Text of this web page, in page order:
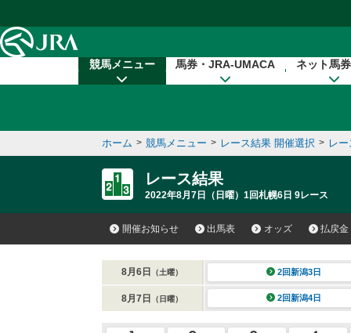
競馬メニュー 馬券・JRA-UMACA ネット馬
ホーム > 競馬メニュー > レース結果 開催選択 > レ
レース結果
2022年8月7日（日曜）1回札幌6日 9レース
開催お知らせ 出馬表 オッズ 払戻金
8月6日 （土曜） 2回新潟3日
8月7日 （日曜） 2回新潟4日